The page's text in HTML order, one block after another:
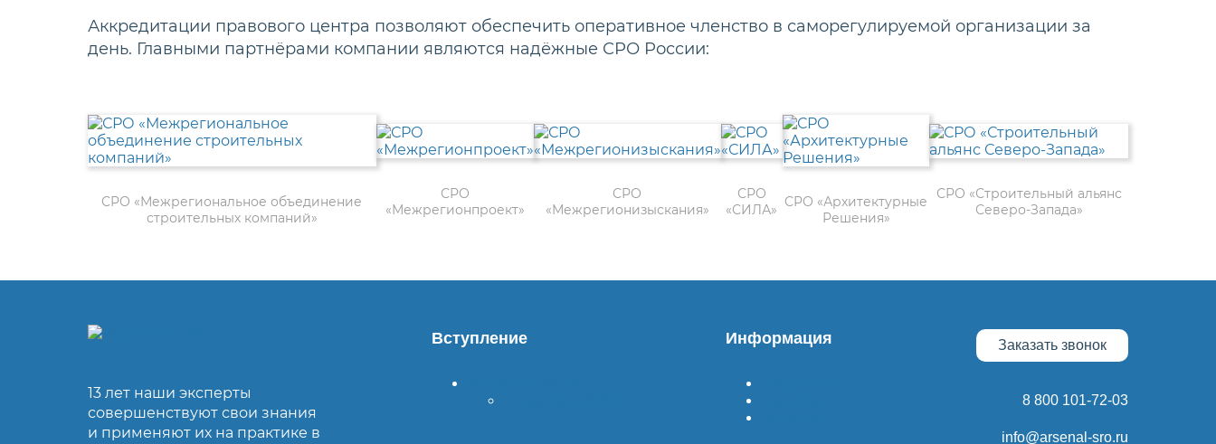
Аккредитации правового центра позволяют обеспечить оперативное членство в саморегулируемой организации за
день. Главными партнёрами компании являются надёжные СРО России:
СРО «Межрегиональное объединение
строительных компаний»
СРО
«Межрегионпроект»
СРО
«Межрегионизыскания»
СРО
«СИЛА» СРО «Архитектурные
Решения»
СРО «Строительный альянс
Северо-Запада»
13 лет наши эксперты
совершенствуют свои знания
и применяют их на практике в
Вступление Информация Заказать звонок
8 800 101-72-03
info@arsenal-sro.ru